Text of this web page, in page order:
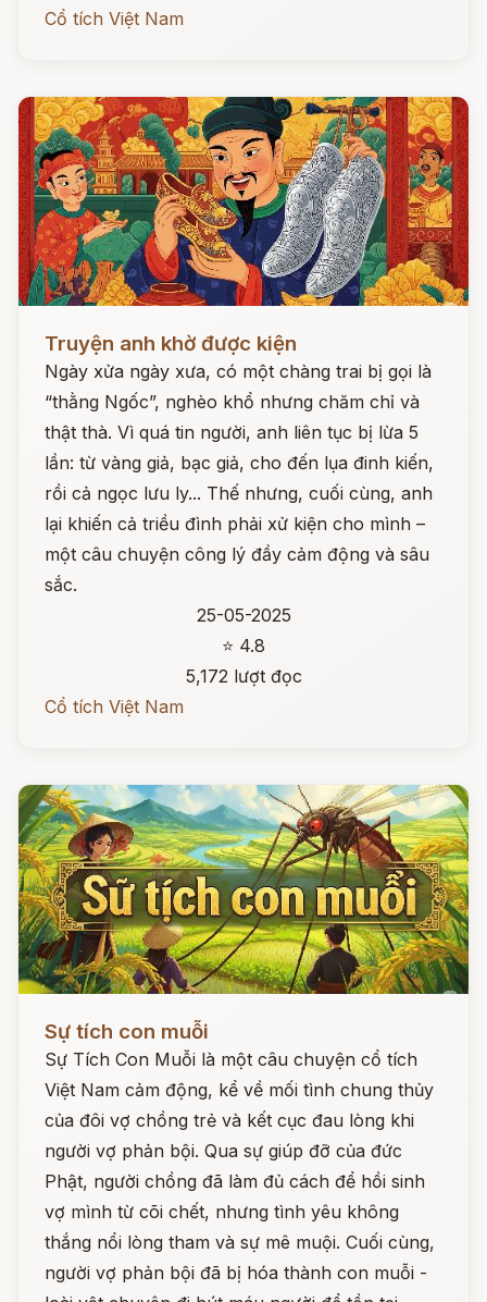
Cổ tích Việt Nam
Truyện anh khờ được kiện
Ngày xửa ngày xưa, có một chàng trai bị gọi là
“thằng Ngốc”, nghèo khổ nhưng chăm chỉ và
thật thà. Vì quá tin người, anh liên tục bị lừa 5
lần: từ vàng giả, bạc giả, cho đến lụa đinh kiến,
rồi cả ngọc lưu ly... Thế nhưng, cuối cùng, anh
lại khiến cả triều đình phải xử kiện cho mình –
một câu chuyện công lý đầy cảm động và sâu
sắc.
25-05-2025
⭐ 4.8
5,172 lượt đọc
Cổ tích Việt Nam
Sự tích con muỗi
Sự Tích Con Muỗi là một câu chuyện cổ tích
Việt Nam cảm động, kể về mối tình chung thủy
của đôi vợ chồng trẻ và kết cục đau lòng khi
người vợ phản bội. Qua sự giúp đỡ của đức
Phật, người chồng đã làm đủ cách để hồi sinh
vợ mình từ cõi chết, nhưng tình yêu không
thắng nổi lòng tham và sự mê muội. Cuối cùng,
người vợ phản bội đã bị hóa thành con muỗi -